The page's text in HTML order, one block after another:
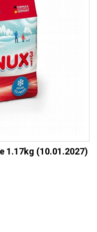
1.17kg (10.01.2027)